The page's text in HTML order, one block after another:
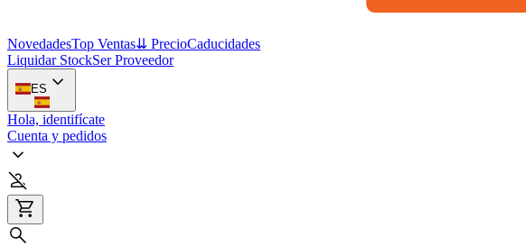
NovedadesTop Ventas⇊ PrecioCaducidades
Liquidar StockSer Proveedor
ES
Hola, identifícate
Cuenta y pedidos